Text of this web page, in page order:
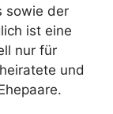
sowie der
ist eine
nur für
und